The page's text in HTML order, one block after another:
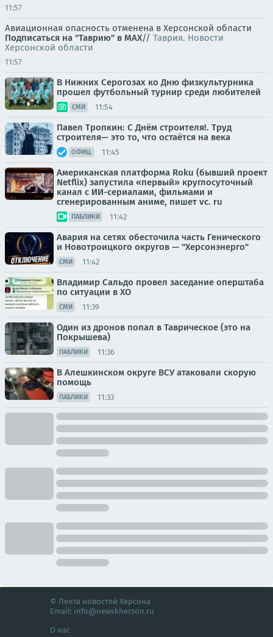
11:57
Авиационная опасность отменена в Херсонской области
Подписаться на "Таврию" в MAX// Таврия. Новости
Херсонской области
11:57
В Нижних Серогозах ко Дню физкультурника
прошел футбольный турнир среди любителей
СМИ 11:54
Павел Тропкин: С Днём строителя!. Труд
строителя— это то, что остаётся на века
ОФИЦ. 11:45
Американская платформа Roku (бывший проект
Netflix) запустила «первый» круглосуточный
канал с ИИ-сериалами, фильмами и
сгенерированным аниме, пишет vc. ru
ПАБЛИКИ 11:42
Авария на сетях обесточила часть Генического
и Новотроицкого округов — "Херсонэнерго"
СМИ 11:42
Владимир Сальдо провел заседание оперштаба
по ситуации в ХО
СМИ 11:39
Один из дронов попал в Таврическое (это на
Покрышева)
ПАБЛИКИ 11:36
В Алешкинском округе ВСУ атаковали скорую
помощь
ПАБЛИКИ 11:33
© Лента новостей Херсона
Email: info@newskherson.ru
О нас